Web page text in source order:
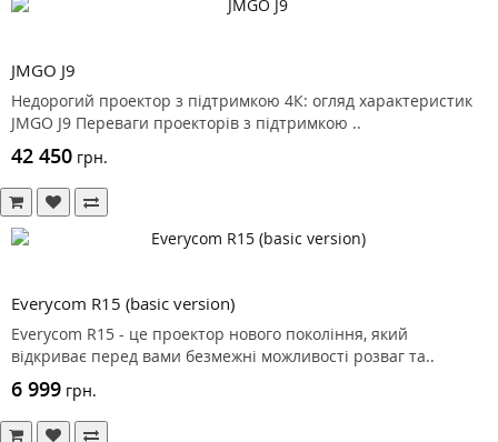
JMGO J9
Недорогий проектор з підтримкою 4К: огляд характеристик
JMGO J9 Переваги проекторів з підтримкою ..
42 450 грн.
Everycom R15 (basic version)
Everycom R15 - це проектор нового покоління, який
відкриває перед вами безмежні можливості розваг та..
6 999 грн.